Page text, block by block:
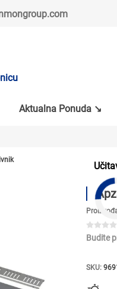
Aktualna Ponuda ↘
Budite
SKU: